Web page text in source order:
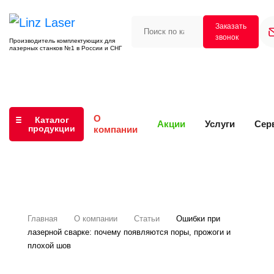
Производитель комплектующих для
лазерных станков №1 в России и СНГ
Заказать
звонок
Каталог
продукции
О
компании
Акции Услуги
Главная О компании Статьи
Ошибки при
лазерной сварке: почему появляются поры, прожоги и
плохой шов